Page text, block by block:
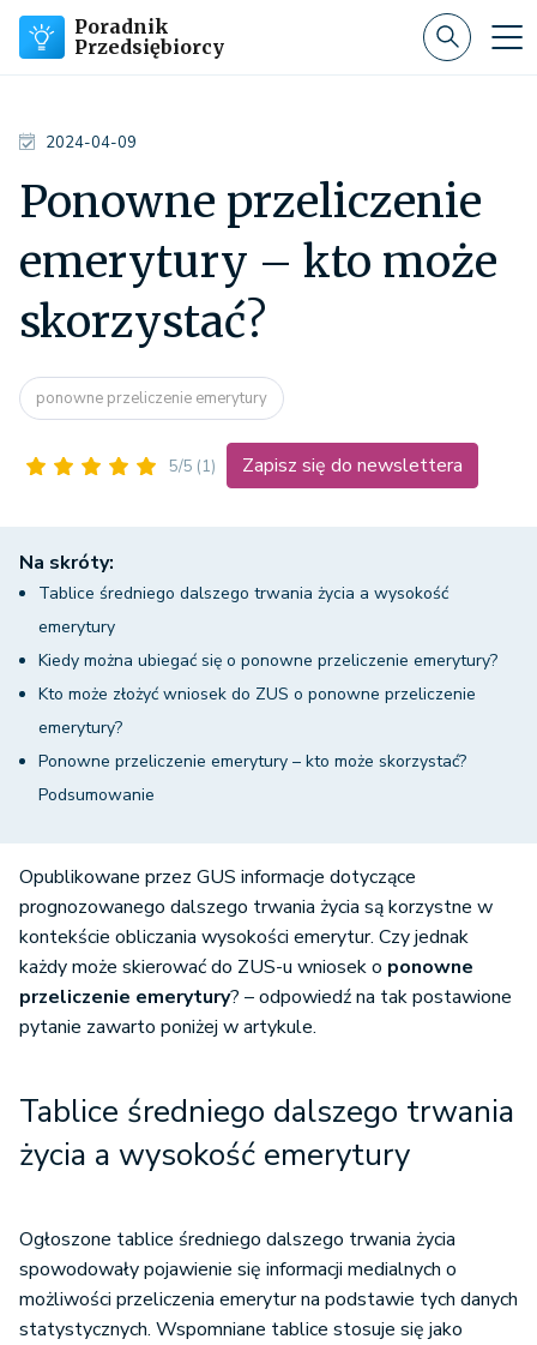
Poradnik
Przedsiębiorcy
2024-04-09
Ponowne przeliczenie
emerytury – kto może
skorzystać?
ponowne przeliczenie emerytury
5/5 (1) Zapisz się do newslettera
Na skróty:
Tablice średniego dalszego trwania życia a wysokość
emerytury
Kiedy można ubiegać się o ponowne przeliczenie emerytury?
Kto może złożyć wniosek do ZUS o ponowne przeliczenie
emerytury?
Ponowne przeliczenie emerytury – kto może skorzystać?
Podsumowanie
Opublikowane przez GUS informacje dotyczące
prognozowanego dalszego trwania życia są korzystne w
kontekście obliczania wysokości emerytur. Czy jednak
każdy może skierować do ZUS-u wniosek o ponowne
przeliczenie emerytury? – odpowiedź na tak postawione
pytanie zawarto poniżej w artykule.
Tablice średniego dalszego trwania
życia a wysokość emerytury
Ogłoszone tablice średniego dalszego trwania życia
spowodowały pojawienie się informacji medialnych o
możliwości przeliczenia emerytur na podstawie tych danych
statystycznych. Wspomniane tablice stosuje się jako